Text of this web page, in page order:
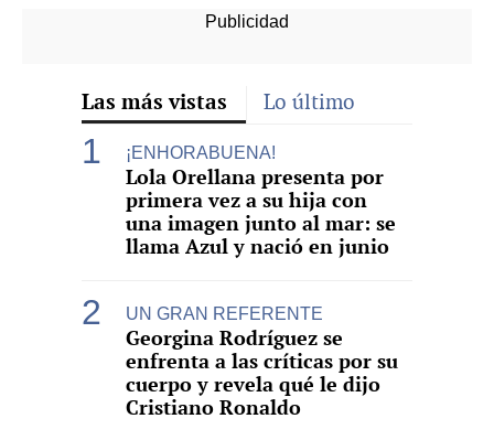
Las más vistas Lo último
¡ENHORABUENA!
Lola Orellana presenta por
primera vez a su hija con
una imagen junto al mar: se
llama Azul y nació en junio
UN GRAN REFERENTE
Georgina Rodríguez se
enfrenta a las críticas por su
cuerpo y revela qué le dijo
Cristiano Ronaldo